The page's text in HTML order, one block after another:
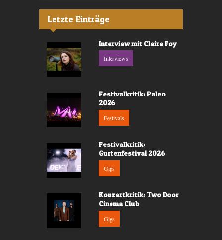
Letzte Einträge
Interview mit Claire Foy
Interviews
Festivalkritik: Paleo
2026
Festivals
Festivalkritik:
Gurtenfestival 2026
Gigs
Konzertkritik: Two Door
Cinema Club
Gigs